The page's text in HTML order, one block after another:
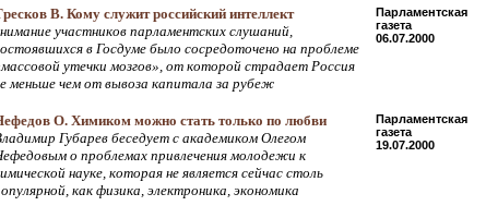
В. Кому служит российский интеллект
участников парламентских слушаний,
в Госдуме было сосредоточено на проблеме
утечки мозгов», от которой страдает Россия
меньше чем от вывоза капитала за рубеж
Парламентская
газета
06.07.2000
О. Химиком можно стать только по любви
Губарев беседует с академиком Олегом
о проблемах привлечения молодежи к
науке, которая не является сейчас столь
как физика, электроника, экономика
Парламентская
газета
19.07.2000